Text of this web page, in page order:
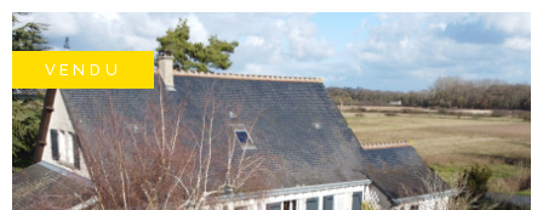
BIENS
VENDU